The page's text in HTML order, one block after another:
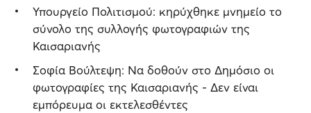
Υπουργείο Πολιτισμού: κηρύχθηκε μνημείο το
σύνολο της συλλογής φωτογραφιών της
Καισαριανής
Σοφία Βούλτεψη: Να δοθούν στο Δημόσιο οι
φωτογραφίες της Καισαριανής - Δεν είναι
εμπόρευμα οι εκτελεσθέντες